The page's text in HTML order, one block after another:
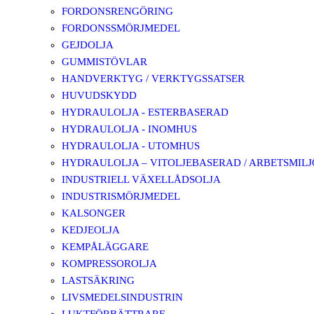
FORDONSRENGÖRING
FORDONSSMÖRJMEDEL
GEJDOLJA
GUMMISTÖVLAR
HANDVERKTYG / VERKTYGSSATSER
HUVUDSKYDD
HYDRAULOLJA - ESTERBASERAD
HYDRAULOLJA - INOMHUS
HYDRAULOLJA - UTOMHUS
HYDRAULOLJA – VITOLJEBASERAD /
INDUSTRIELL VÄXELLÅDSOLJA
INDUSTRISMÖRJMEDEL
KALSONGER
KEDJEOLJA
KEMPÅLÄGGARE
KOMPRESSOROLJA
LASTSÄKRING
LIVSMEDELSINDUSTRIN